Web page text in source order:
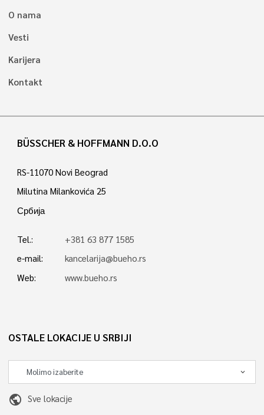
O nama
Vesti
Karijera
Kontakt
BÜSSCHER & HOFFMANN D.O.O
RS-11070 Novi Beograd
Milutina Milankovića 25
Србија
Tel.:
+381 63 877 1585
e-mail:
kancelarija@bueho.rs
Web:
www.bueho.rs
OSTALE LOKACIJE U SRBIJI
public Sve lokacije